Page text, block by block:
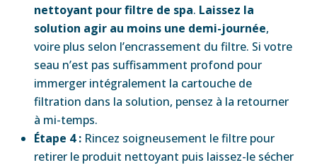
nettoyant pour filtre de spa. Laissez la
solution agir au moins une demi-journée,
voire plus selon l’encrassement du filtre. Si votre
seau n’est pas suffisamment profond pour
immerger intégralement la cartouche de
filtration dans la solution, pensez à la retourner
à mi-temps.
Étape 4 : Rincez soigneusement le filtre pour
retirer le produit nettoyant puis laissez-le sécher